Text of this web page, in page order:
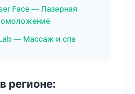
Face — Лазерная
омоложение
— Массаж и спа
регионе: